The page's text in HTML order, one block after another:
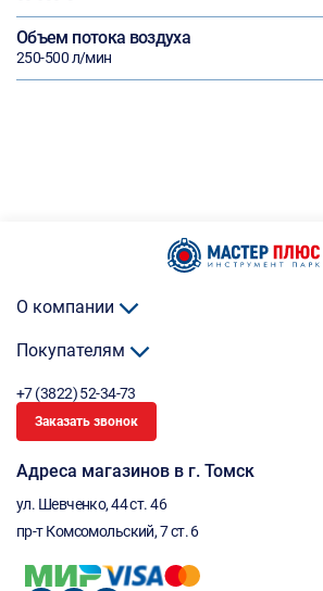
Объем потока воздуха
250-500 л/мин
О компании
Покупателям
+7 (3822) 52-34-73
Заказать звонок
Адреса магазинов в г. Томск
ул. Шевченко, 44 ст. 46
пр-т Комсомольский, 7 ст. 6